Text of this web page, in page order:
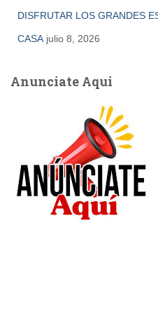
DISFRUTAR LOS GRANDES
CASA julio 8, 2026
Anunciate Aqui